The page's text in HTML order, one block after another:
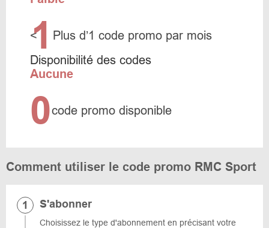
<
1 Plus d’1 code promo par mois
Disponibilité des codes
Aucune
0code promo disponible
Comment utiliser le code promo RMC Sport
S'abonner
Choisissez le type d'abonnement en précisant votre